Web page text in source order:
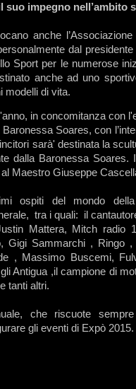
impegno nell’ambito
anche l’Associazione
dal
Sport per le numerose
anche ad uno
modelli di vita.
in concomitanza con
Soares, con
sarà' destinata la
dalla Baronessa
al Maestro Giuseppe
ospiti del mondo
tra i quali: il
Mattera, Mitch radio
Gigi Sammarchi , Ringo
, Massimo Buscemi,
Antigua ,il campione di
tanti altri.
che riscuote
gli eventi di Expò 2015.